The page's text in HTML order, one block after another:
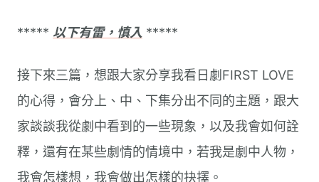
***** 以下有雷，慎入 *****
接下來三篇，想跟大家分享我看日劇FIRST LOVE
的心得，會分上、中、下集分出不同的主題，跟大
家談談我從劇中看到的一些現象，以及我會如何詮
釋，還有在某些劇情的情境中，若我是劇中人物，
我會怎樣想，我會做出怎樣的抉擇。